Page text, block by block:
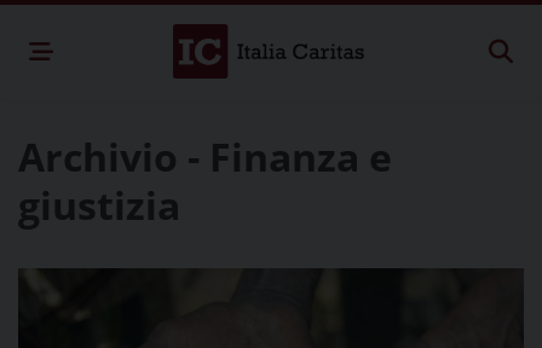
Archivio - Finanza e
giustizia